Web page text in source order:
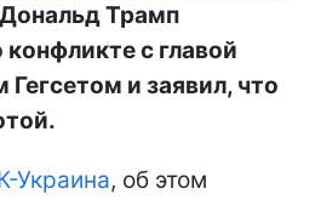
Трамп
с главой
и заявил, что
Украина, об этом